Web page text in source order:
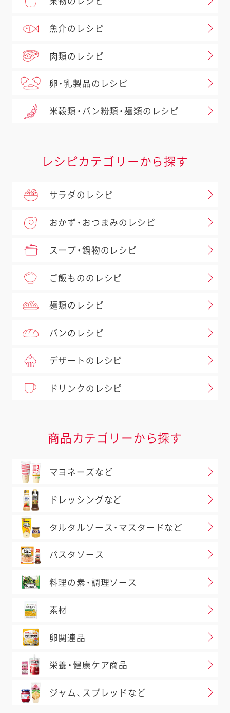
魚介のレシピ
肉類のレシピ
卵・乳製品のレシピ
米穀類・パン粉類・麺類のレシピ
レシピカテゴリーから探す
サラダのレシピ
おかず・おつまみのレシピ
スープ・鍋物のレシピ
ご飯もののレシピ
麺類のレシピ
パンのレシピ
デザートのレシピ
ドリンクのレシピ
商品カテゴリーから探す
マヨネーズなど
ドレッシングなど
タルタルソース・マスタードなど
パスタソース
料理の素・調理ソース
素材
卵関連品
栄養・健康ケア商品
ジャム、スプレッドなど